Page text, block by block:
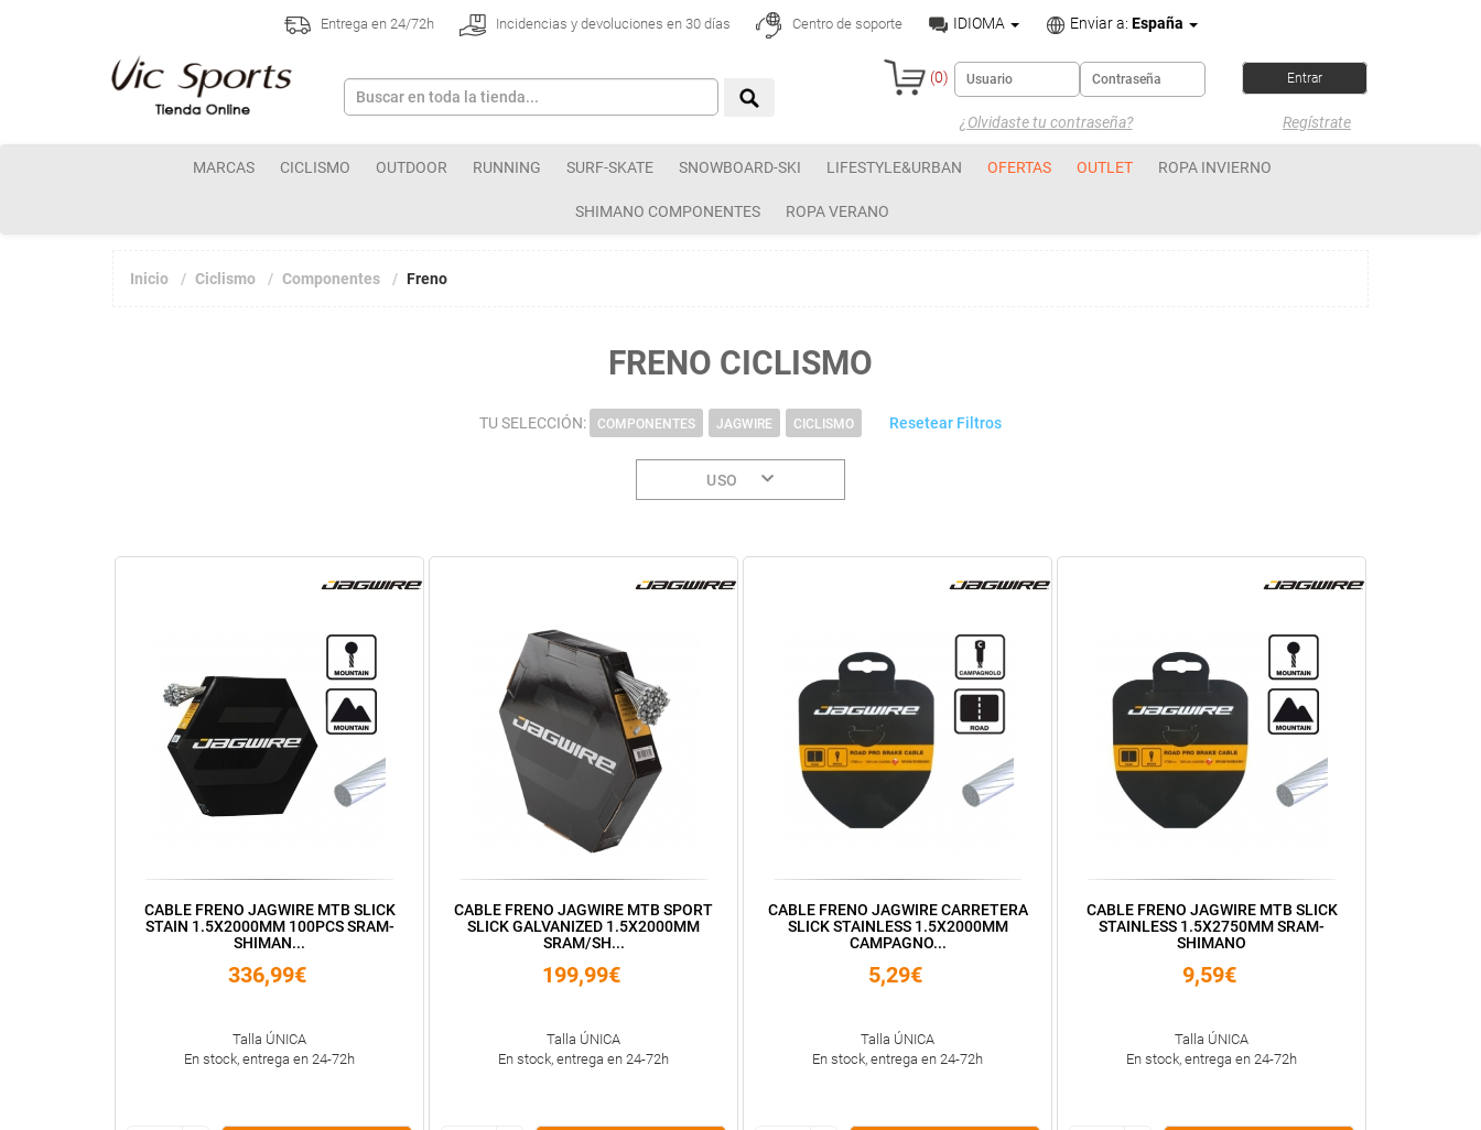
Entrega en 24/72h Incidencias y devoluciones en 30 días Centro de soporte IDIOMA Enviar a: España
(0)
¿Olvidaste tu contraseña? Regístrate
MARCAS CICLISMO OUTDOOR RUNNING SURF-SKATE SNOWBOARD-SKI LIFESTYLE&URBAN OFERTAS OUTLET ROPA INVIERNO
SHIMANO COMPONENTES ROPA VERANO
Inicio Ciclismo Componentes Freno
FRENO CICLISMO
TU SELECCIÓN: COMPONENTES JAGWIRE CICLISMO Resetear Filtros
USO
CABLE FRENO JAGWIRE MTB SLICK
STAIN 1.5X2000MM 100PCS SRAM-
SHIMAN...
336,99€
Talla ÚNICA
En stock, entrega en 24-72h
CABLE FRENO JAGWIRE MTB SPORT
SLICK GALVANIZED 1.5X2000MM
SRAM/SH...
199,99€
Talla ÚNICA
En stock, entrega en 24-72h
CABLE FRENO JAGWIRE CARRETERA
SLICK STAINLESS 1.5X2000MM
CAMPAGNO...
5,29€
Talla ÚNICA
En stock, entrega en 24-72h
CABLE FRENO JAGWIRE MTB SLICK
STAINLESS 1.5X2750MM SRAM-
SHIMANO
9,59€
Talla ÚNICA
En stock, entrega en 24-72h